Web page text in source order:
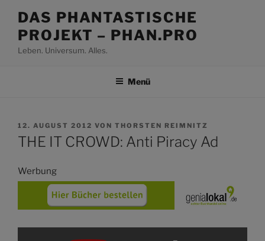
Inhalt
springen
DAS PHANTASTISCHE
PROJEKT – PHAN.PRO
Leben. Universum. Alles.
Menü
VERÖFFENTLICHT
AM
12. AUGUST 2012 VON THORSTEN REIMNITZ
THE IT CROWD: Anti Piracy Ad
Werbung
Inhalt